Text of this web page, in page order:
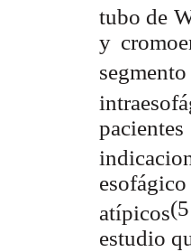
tubo de
y
atípicos
estudio